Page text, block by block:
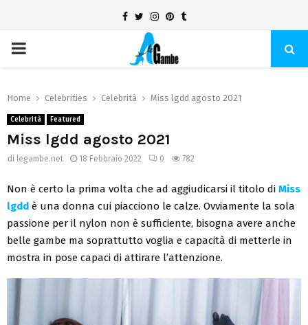
Facebook
TwitterInstagram
Pinterest
Tumblr
PRIMARY
Home Celebrities Celebrità Miss lgdd agosto 2021
Celebrità Featured
Miss lgdd agosto 2021
di legambe.net 18 Febbraio 2022 0 782
Non è certo la prima volta che ad aggiudicarsi il titolo di Miss
lgdd è una donna cui piacciono le calze. Ovviamente la sola
passione per il nylon non è sufficiente, bisogna avere anche
belle gambe ma soprattutto voglia e capacità di metterle in
mostra in pose capaci di attirare l’attenzione.